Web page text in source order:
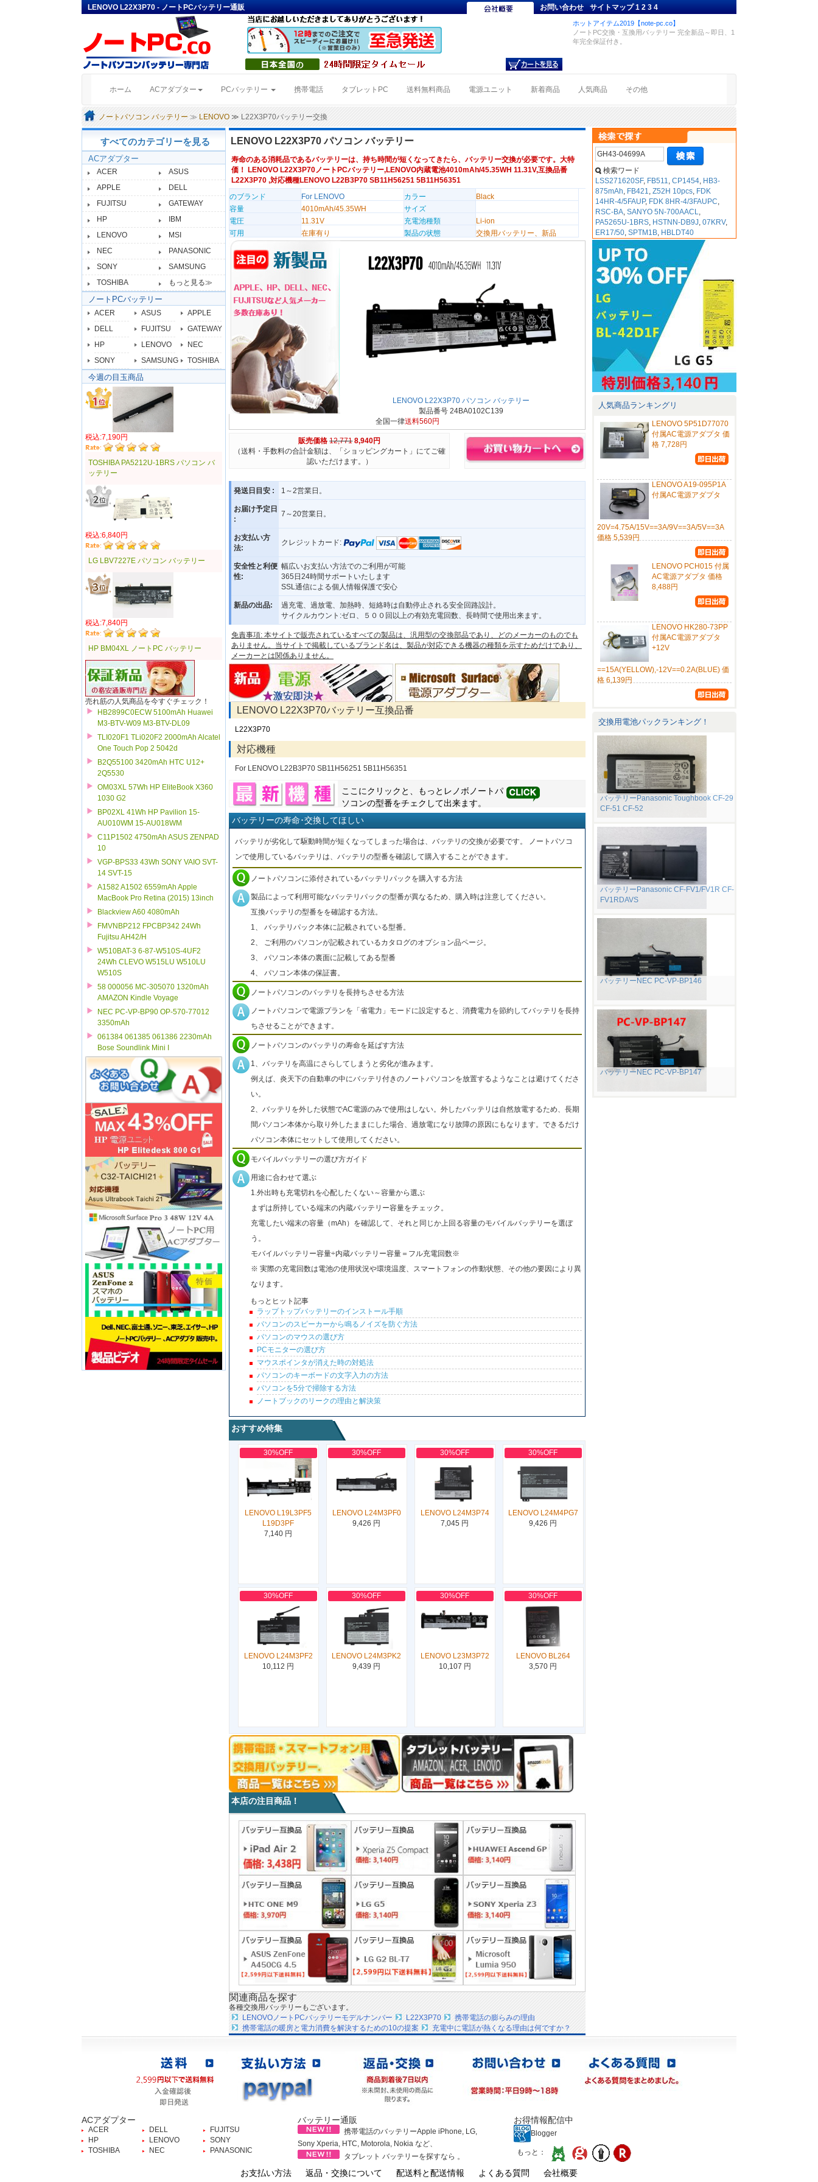
LENOVO L22X3P70 - ノートPCバッテリー通販 お問い合わせ サイトマップ 1234
ホットアイテム2019【note-pc.co】
ノートPC交換・互換用バッテリー 完全新品～即日、1
年完全保証付き。
ホーム (current)ACアダプター PCバッテリー 携帯電話 タブレットPC 送料無料商品 電源ユニット 新着商品 人気商品 その他
ノートパソコン バッテリー ≫ LENOVO ≫ L22X3P70バッテリー交換
すべてのカテゴリーを見る
ACアダプター
ACER
ASUS
APPLE
DELL
FUJITSU
GATEWAY
HP
IBM
LENOVO
MSI
NEC
PANASONIC
SONY
SAMSUNG
TOSHIBA
もっと見る≫
ノートPCバッテリー
ACER ASUS
APPLE
DELL
FUJITSU
GATEWAY
HP
LENOVO
NEC
SONY
SAMSUNG TOSHIBA
今週の目玉商品
税込:7,190円
TOSHIBA PA5212U-1BRS パソコン バ
ッテリー
税込:6,840円
LG LBV7227E パソコン バッテリー
税込:7,840円
HP BM04XL ノートPC バッテリー
売れ筋の人気商品を今すぐチェック！
HB2899C0ECW 5100mAh Huawei
M3-BTV-W09 M3-BTV-DL09
TLI020F1 TLi020F2 2000mAh Alcatel
One Touch Pop 2 5042d
B2Q55100 3420mAh HTC U12+
2Q5530
OM03XL 57Wh HP EliteBook X360
1030 G2
BP02XL 41Wh HP Pavilion 15-
AU010WM 15-AU018WM
C11P1502 4750mAh ASUS ZENPAD
10
VGP-BPS33 43Wh SONY VAIO SVT-
14 SVT-15
A1582 A1502 6559mAh Apple
MacBook Pro Retina (2015) 13inch
Blackview A60 4080mAh
FMVNBP212 FPCBP342 24Wh
Fujitsu AH42/H
W510BAT-3 6-87-W510S-4UF2
24Wh CLEVO W515LU W510LU
W510S
58 000056 MC-305070 1320mAh
AMAZON Kindle Voyage
NEC PC-VP-BP90 OP-570-77012
3350mAh
061384 061385 061386 2230mAh
Bose Soundlink Mini I
LENOVO L22X3P70 パソコン バッテリー
寿命のある消耗品であるバッテリーは、持ち時間が短くなってきたら、バッテリー交換が必要です。大特
価！ LENOVO L22X3P70ノートPCバッテリー,LENOVO内蔵電池4010mAh/45.35WH 11.31V,互換品番
L22X3P70 ,対応機種LENOVO L22B3P70 SB11H56251 5B11H56351
のブランド
For LENOVO カラー
Black
容量
4010mAh/45.35WH
サイズ
電圧
11.31V 充電池種類
Li-ion
可用
在庫有り 製品の状態 交換用バッテリー、新品
LENOVO L22X3P70 パソコン バッテリー
製品番号 24BA0102C139
全国一律送料560円
販売価格 12,771 8,940円
（送料・手数料の合計金額は、「ショッピングカート」にてご確
認いただけます。）
発送日目安 : 1～2営業日。
お届け予定日
:
7～20営業日。
お支払い方
法:
クレジットカード:
安全性と利便
性:
幅広いお支払い方法でのご利用が可能
365日24時間サポートいたします
SSL通信による個人情報保護で安心
新品の出品:
過充電、過放電、加熱時、短絡時は自動停止される安全回路設計。
サイクルカウント:ゼロ、５００回以上の有効充電回数、長時間で使用出来ます。
免責事項: 本サイトで販売されているすべての製品は、汎用型の交換部品であり、どのメーカーのものでも
ありません。当サイトで掲載しているブランド名は、製品が対応できる機器の種類を示すためだけであり、
メーカーとは関係ありません。
LENOVO L22X3P70バッテリー互換品番
L22X3P70
対応機種
For LENOVO L22B3P70 SB11H56251 5B11H56351
ここにクリックと、もっと レノボ ノートパ
ソコンの型番をチェクして出来ます。
バッテリーの寿命･交換してほしい
バッテリが劣化して駆動時間が短くなってしまった場合は、バッテリの交換が必要です。 ノートパソコ
ンで使用しているバッテリは、バッテリの型番を確認して購入することができます。
ノートパソコンに添付されているバッテリパックを購入する方法
製品によって利用可能なバッテリパックの型番が異なるため、購入時は注意してください。
互換バッテリの型番をを確認する方法。
1、 バッテリパック本体に記載されている型番。
2、 ご利用のパソコンが記載されているカタログのオプション品ページ。
3、 パソコン本体の裏面に記載してある型番
4、 パソコン本体の保証書。
ノートパソコンのバッテリを長持ちさせる方法
ノートパソコンで電源プランを「省電力」モードに設定すると、消費電力を節約してバッテリを長持
ちさせることができます。
ノートパソコンのバッテリの寿命を延ばす方法
1、バッテリを高温にさらしてしまうと劣化が進みます。
例えば、炎天下の自動車の中にバッテリ付きのノートパソコンを放置するようなことは避けてくださ
い。
2、バッテリを外した状態でAC電源のみで使用はしない。外したバッテリは自然放電するため、長期
間パソコン本体から取り外したままにした場合、過放電になり故障の原因にもなります。できるだけ
パソコン本体にセットして使用してください。
モバイルバッテリーの選び方ガイド
用途に合わせて選ぶ
1.外出時も充電切れを心配したくない～容量から選ぶ
まずは所持している端末の内蔵バッテリー容量をチェック。
充電したい端末の容量（mAh）を確認して、それと同じか上回る容量のモバイルバッテリーを選ぼ
う。
モバイルバッテリー容量÷内蔵バッテリー容量＝フル充電回数※
※ 実際の充電回数は電池の使用状況や環境温度、スマートフォンの作動状態、その他の要因により異
なります。
もっとヒット記事
ラップトップバッテリーのインストール手順
パソコンのスピーカーから鳴るノイズを防ぐ方法
パソコンのマウスの選び方
PCモニターの選び方
マウスポインタが消えた時の対処法
パソコンのキーボードの文字入力の方法
パソコンを5分で掃除する方法
ノートブックのリークの理由と解決策
おすすめ特集
30%OFF
LENOVO L19L3PF5
L19D3PF
7,140 円
30%OFF
LENOVO L24M3PF0
9,426 円
30%OFF
LENOVO L24M3P74
7,045 円
30%OFF
LENOVO L24M4PG7
9,426 円
30%OFF
LENOVO L24M3PF2
10,112 円
30%OFF
LENOVO L24M3PK2
9,439 円
30%OFF
LENOVO L23M3P72
10,107 円
30%OFF
LENOVO BL264
3,570 円
本店の注目商品！
関連商品を探す
各種交換用バッテリーもございます。
LENOVOノートPCバッテリーモデルナンバー
L22X3P70
携帯電話の膨らみの理由
携帯電話の暖房と電力消費を解決するための10の提案
充電中に電話が熱くなる理由は何ですか？
検索ワード
LSS271620SF, FB511,CP1454, HB3-
875mAh, FB421,Z52H 10pcs, FDK
14HR-4/5FAUP, FDK 8HR-4/3FAUPC,
RSC-BA,SANYO 5N-700AACL,
PA5265U-1BRS, HSTNN-DB9J,07KRV,
ER17/50,SPTM1B, HBLDT40
人気商品ランキングリ
LENOVO 5P51D77070
付属AC電源アダプタ 価
格 7,728円
LENOVO A19-095P1A
付属AC電源アダプタ
20V=4.75A/15V==3A/9V==3A/5V==3A
価格 5,539円
LENOVO PCH015 付属
AC電源アダプタ 価格
8,488円
LENOVO HK280-73PP
付属AC電源アダプタ
+12V
==15A(YELLOW),-12V==0.2A(BLUE) 価
格 6,139円
交換用電池パックランキング！
バッテリーPanasonic Toughbook CF-29
CF-51 CF-52
バッテリーPanasonic CF-FV1/FV1R CF-
FV1RDAVS
バッテリーNEC PC-VP-BP146
バッテリーNEC PC-VP-BP147
ACアダプター
ACER DELL
FUJITSU
HP
LENOVO
SONY
TOSHIBA
NEC PANASONIC
バッテリー通販
携帯電話のバッテリーApple iPhone, LG,
Sony Xperia, HTC, Motorola, Nokia など、
タブレット バッテリーを探すなら 。
お得情報配信中
Blogger
もっと：
お支払い方法 返品・交換について 配送料と配送情報 よくある質問 会社概要